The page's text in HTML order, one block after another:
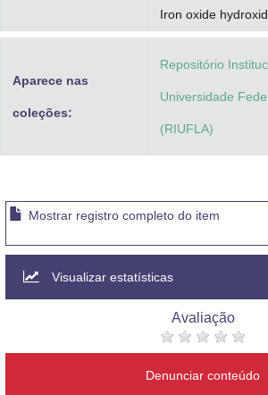
Iron oxide
Aparece nas
coleções:
Repositório
Universidade
(RIUFLA)
Mostrar registro completo do item
Visualizar estatísticas
Avaliação
Denunciar conteúdo